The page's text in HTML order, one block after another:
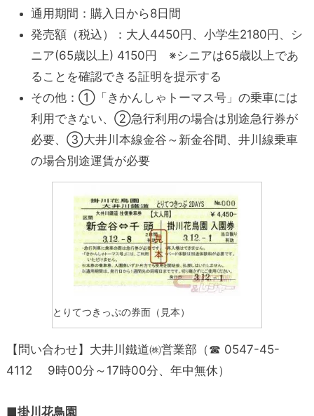
通用期間：購入日から8日間
発売額（税込）：大人4450円、小学生2180円、シ
ニア(65歳以上) 4150円 ※シニアは65歳以上であ
ることを確認できる証明を提示する
その他：①「きかんしゃトーマス号」の乗車には
利用できない、②急行利用の場合は別途急行券が
必要、③大井川本線金谷～新金谷間、井川線乗車
の場合別途運賃が必要
とりてつきっぷの券面（見本）
【問い合わせ】 大井川鐵道㈱営業部（☎ 0547-45-
4112 9時00分～17時00分、年中無休）
■掛川花鳥園